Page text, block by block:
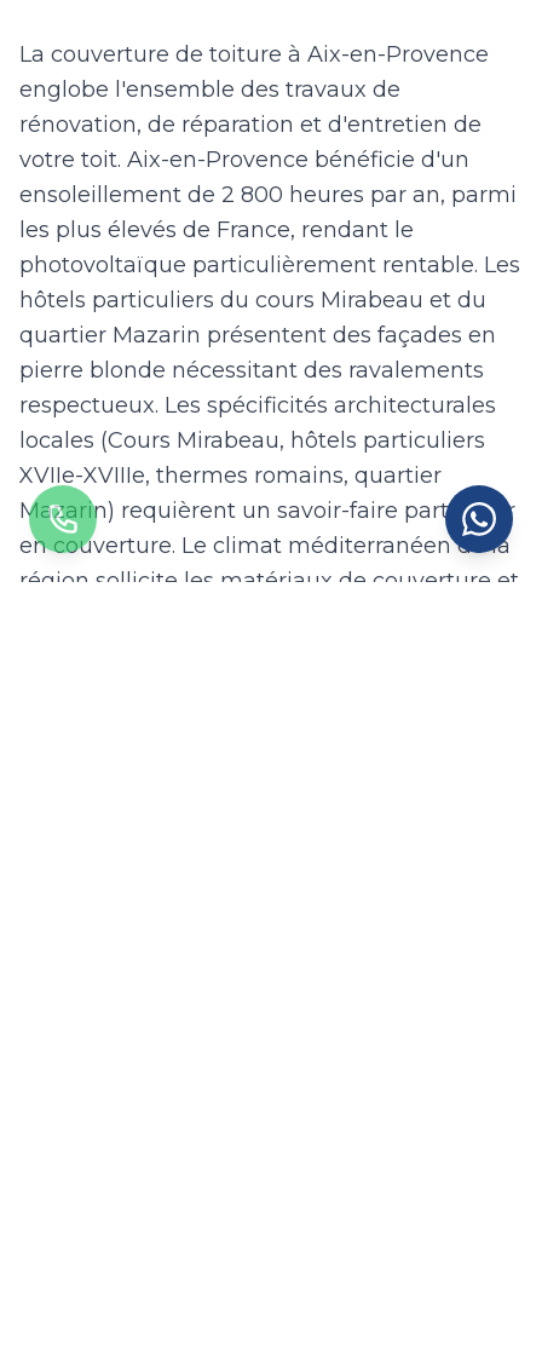
La couverture de toiture à Aix-en-Provence
englobe l'ensemble des travaux de
rénovation, de réparation et d'entretien de
votre toit. Aix-en-Provence bénéficie d'un
ensoleillement de 2 800 heures par an, parmi
les plus élevés de France, rendant le
photovoltaïque particulièrement rentable. Les
hôtels particuliers du cours Mirabeau et du
quartier Mazarin présentent des façades en
pierre blonde nécessitant des ravalements
respectueux. Les spécificités architecturales
locales (Cours Mirabeau, hôtels particuliers
XVIIe-XVIIIe, thermes romains, quartier
Mazarin) requièrent un savoir-faire particulier
en couverture. Le climat méditerranéen de la
région sollicite les matériaux de couverture et